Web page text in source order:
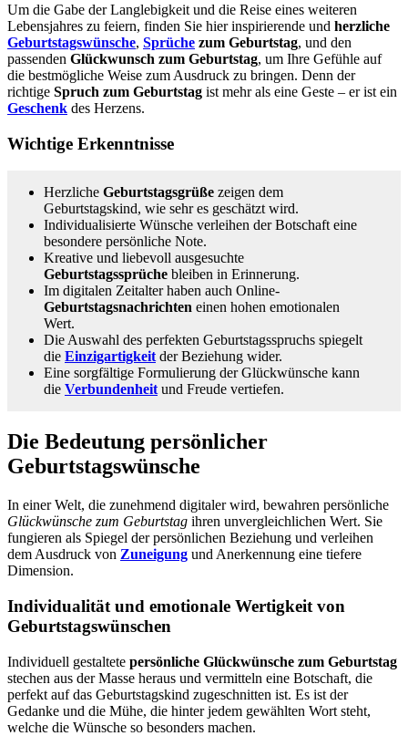
Um die Gabe der Langlebigkeit und die Reise eines weiteren
Lebensjahres zu feiern, finden Sie hier inspirierende und herzliche
Geburtstagswünsche, Sprüche zum Geburtstag, und den
passenden Glückwunsch zum Geburtstag, um Ihre Gefühle auf
die bestmögliche Weise zum Ausdruck zu bringen. Denn der
richtige Spruch zum Geburtstag ist mehr als eine Geste – er ist ein
Geschenk des Herzens.
Wichtige Erkenntnisse
Herzliche Geburtstagsgrüße zeigen dem
Geburtstagskind, wie sehr es geschätzt wird.
Individualisierte Wünsche verleihen der Botschaft eine
besondere persönliche Note.
Kreative und liebevoll ausgesuchte
Geburtstagssprüche bleiben in Erinnerung.
Im digitalen Zeitalter haben auch Online-
Geburtstagsnachrichten einen hohen emotionalen
Wert.
Die Auswahl des perfekten Geburtstagsspruchs spiegelt
die Einzigartigkeit der Beziehung wider.
Eine sorgfältige Formulierung der Glückwünsche kann
die Verbundenheit und Freude vertiefen.
Die Bedeutung persönlicher
Geburtstagswünsche
In einer Welt, die zunehmend digitaler wird, bewahren persönliche
Glückwünsche zum Geburtstag ihren unvergleichlichen Wert. Sie
fungieren als Spiegel der persönlichen Beziehung und verleihen
dem Ausdruck von Zuneigung und Anerkennung eine tiefere
Dimension.
Individualität und emotionale Wertigkeit von
Geburtstagswünschen
Individuell gestaltete persönliche Glückwünsche zum Geburtstag
stechen aus der Masse heraus und vermitteln eine Botschaft, die
perfekt auf das Geburtstagskind zugeschnitten ist. Es ist der
Gedanke und die Mühe, die hinter jedem gewählten Wort steht,
welche die Wünsche so besonders machen.